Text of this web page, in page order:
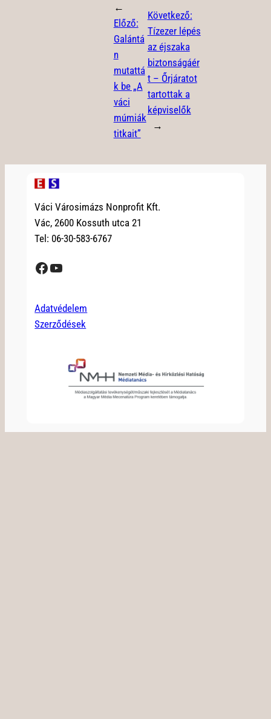
←
Előző:
Galántá
n
mutattá
k be „A
váci
múmiák
titkait”
Következő:
Tízezer lépés
az éjszaka
biztonságáér
t – Őrjáratot
tartottak a
képviselők
→
Váci Városimázs Nonprofit Kft.
Vác, 2600 Kossuth utca 21
Tel: 06-30-583-6767
Facebook YouTube
Adatvédelem
Szerződések